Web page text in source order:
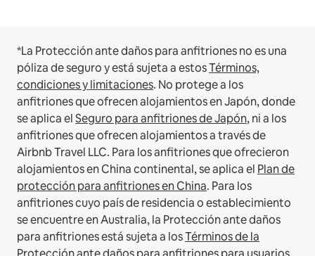
*La Protección ante daños para anfitriones no es una
póliza de seguro y está sujeta a estosTérminos,
condiciones y limitaciones. No protege a los
anfitriones que ofrecen alojamientos en Japón, donde
se aplica elSeguro para anfitriones de Japón, ni a los
anfitriones que ofrecen alojamientos a través de
Airbnb Travel LLC. Para los anfitriones que ofrecieron
alojamientos en China continental, se aplica el Plan de
protección para anfitriones en China. Para los
anfitriones cuyo país de residencia o establecimiento
se encuentre en Australia, la Protección ante daños
para anfitriones está sujeta a losTérminos de la